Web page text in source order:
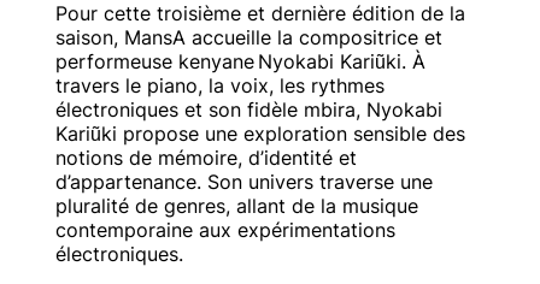
Pour cette troisième et dernière édition de la
saison, MansA accueille la compositrice et
performeuse kenyane Nyokabi Kariũki. À
travers le piano, la voix, les rythmes
électroniques et son fidèle mbira, Nyokabi
Kariũki propose une exploration sensible des
notions de mémoire, d’identité et
d’appartenance. Son univers traverse une
pluralité de genres, allant de la musique
contemporaine aux expérimentations
électroniques.